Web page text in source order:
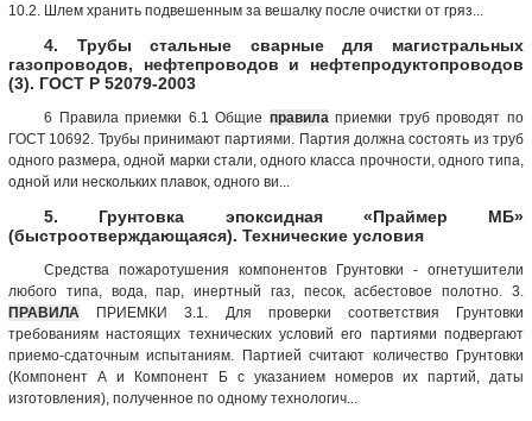
10.2. Шлем хранить подвешенным за вешалку после очистки от гряз...
4. Трубы стальные сварные для магистральных
газопроводов, нефтепроводов и нефтепродуктопроводов
(3). ГОСТ Р 52079-2003
6 Правила приемки 6.1 Общие правила приемки труб проводят по
ГОСТ 10692. Трубы принимают партиями. Партия должна состоять из труб
одного размера, одной марки стали, одного класса прочности, одного типа,
одной или нескольких плавок, одного ви...
5. Грунтовка эпоксидная «Праймер МБ»
(быстроотверждающаяся). Технические условия
Средства пожаротушения компонентов Грунтовки - огнетушители
любого типа, вода, пар, инертный газ, песок, асбестовое полотно. 3.
ПРАВИЛА ПРИЕМКИ 3.1. Для проверки соответствия Грунтовки
требованиям настоящих технических условий его партиями подвергают
приемо-сдаточным испытаниям. Партией считают количество Грунтовки
(Компонент А и Компонент Б с указанием номеров их партий, даты
изготовления), полученное по одному технологич...